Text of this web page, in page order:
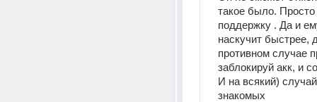
такое было.
поддержку . Да и
наскучит быстрее,
противном случае
заблокируй акк, и
И на всякий)
знакомых